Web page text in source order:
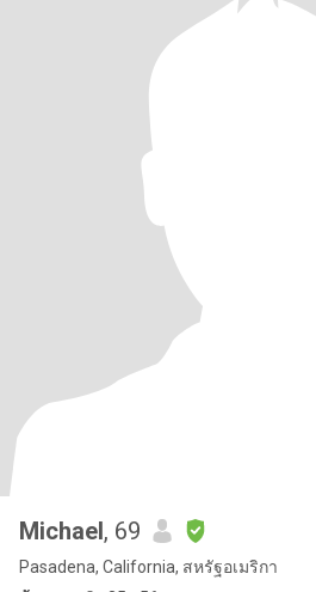
Michael, 69
Pasadena, California, สหรัฐอเมริกา